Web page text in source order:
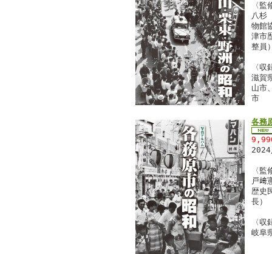
〈監
八杉
物館
津市
整員
〈収
滋賀
山市
市
各務
〈監
戸﨑
歴史
長）
〈収
岐阜